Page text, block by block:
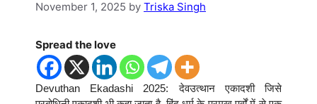
November 1, 2025 by Triska Singh
Spread the love
Devuthan Ekadashi 2025: देवउत्थान एकादशी जिसे